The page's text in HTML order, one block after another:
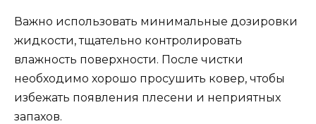
Важно использовать минимальные дозировки
жидкости, тщательно контролировать
влажность поверхности. После чистки
необходимо хорошо просушить ковер, чтобы
избежать появления плесени и неприятных
запахов.